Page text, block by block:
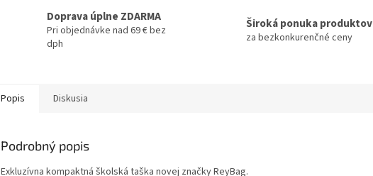
Doprava úplne ZDARMA
Pri objednávke nad 69 € bez
dph
Široká ponuka produktov
za bezkonkurenčné ceny
Popis Diskusia
Podrobný popis
Exkluzívna kompaktná školská taška novej značky ReyBag.